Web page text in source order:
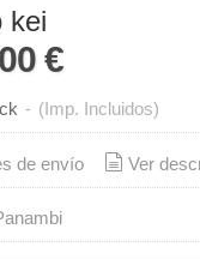
kei
€
- (Imp. Incluidos)
de envío Ver